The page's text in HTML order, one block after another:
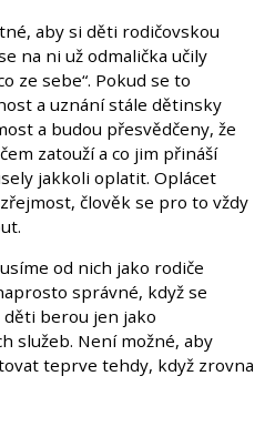
aby si děti rodičovskou
na ni už odmalička učily
ze sebe“. Pokud se to
a uznání stále dětinsky
a budou přesvědčeny, že
zatouží a co jim přináší
jakkoli oplatit. Oplácet
člověk se pro to vždy
od nich jako rodiče
správné, když se
berou jen jako
služeb. Není možné, aby
teprve tehdy, když zrovna